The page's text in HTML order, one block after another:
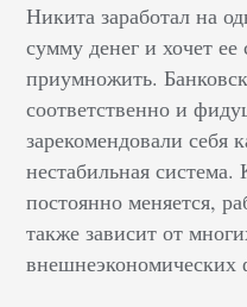
Никита заработал на
сумму денег и хочет
приумножить.
соответственно и
зарекомендовали себя
нестабильная
постоянно меняется,
также зависит от
внешнеэкономических